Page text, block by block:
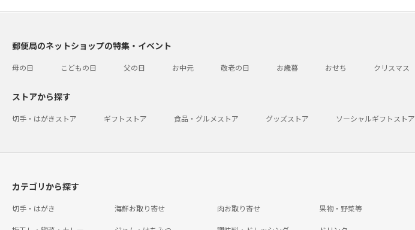
郵便局のネットショップの特集・イベント
母の日 こどもの日 父の日 お中元 敬老の日 お歳暮 おせち クリスマス
ストアから探す
切手・はがきストア ギフトストア 食品・グルメストア グッズストア ソーシャルギフトストア
カテゴリから探す
切手・はがき 海鮮お取り寄せ 肉お取り寄せ 果物・野菜等